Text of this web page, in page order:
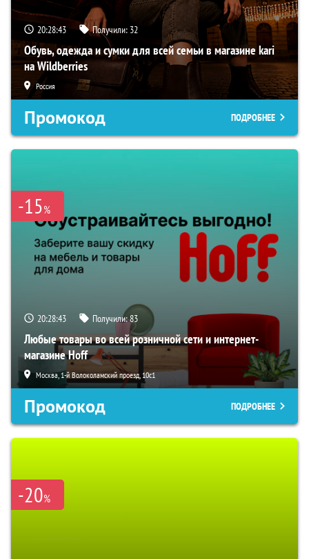
20:28:42 Получили: 32
Обувь, одежда и сумки для всей семьи в магазине kari
на Wildberries
Россия
Промокод ПОДРОБНЕЕ
-15%
20:28:42 Получили:83
Любые товары во всей розничной сети и интернет-
магазине Hoff
Москва, 1-й Волоколамский проезд, 10с1
Промокод ПОДРОБНЕЕ
-20%